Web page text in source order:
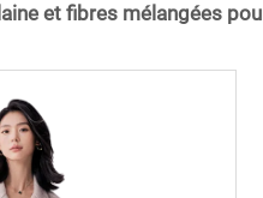
et fibres mélangées